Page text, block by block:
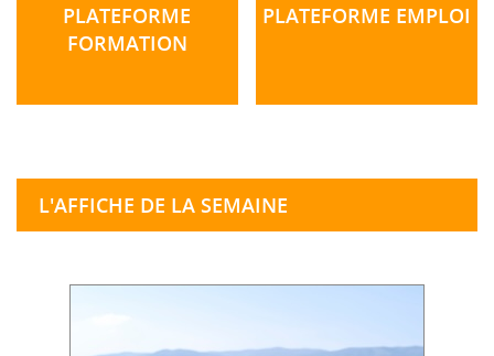
PLATEFORME
FORMATION
PLATEFORME EMPLOI
L'AFFICHE DE LA SEMAINE